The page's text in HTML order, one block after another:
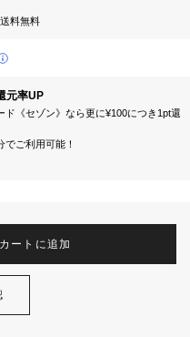
料無料
元率UP
ド《セゾン》なら更に¥100につき1pt還
ご利用可能！
カートに追加